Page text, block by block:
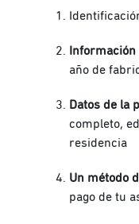
Información
año de
Datos de la
completo,
residencia
Un método
pago de tu